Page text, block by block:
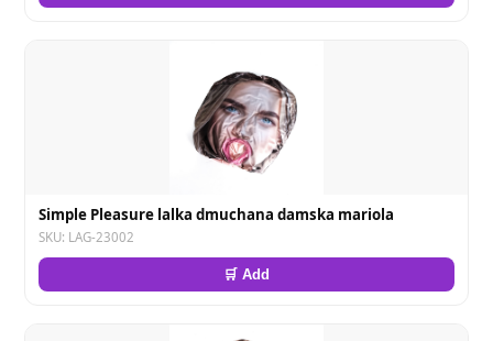
Simple Pleasure lalka dmuchana damska mariola
SKU: LAG-23002
🛒 Add